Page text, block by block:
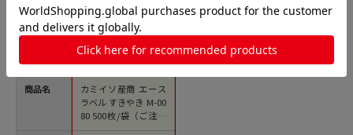
商品名
カミイソ産商 エース
ラベル すきやき M-00
80 500枚/袋（ご注文
単位1袋）【直送品】